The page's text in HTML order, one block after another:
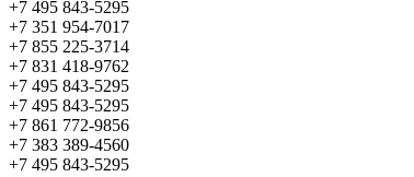
+7 495 843-5295
+7 351 954-7017
+7 855 225-3714
+7 831 418-9762
+7 495 843-5295
+7 495 843-5295
+7 861 772-9856
+7 383 389-4560
+7 495 843-5295